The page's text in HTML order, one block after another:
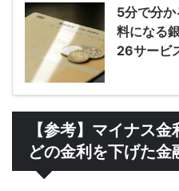
5分で分
料になる
26サービ
【参考】マイナス
どの金利を下げた